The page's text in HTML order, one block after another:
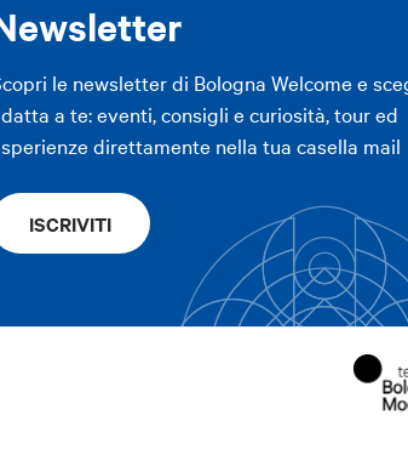
le newsletter di Bologna Welcome e
a te: eventi, consigli e curiosità, tour ed
direttamente nella tua casella mail
ISCRIVITI